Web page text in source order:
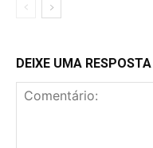
DEIXE UMA RESPOSTA